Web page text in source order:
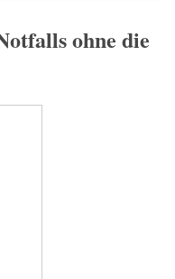
ohne die